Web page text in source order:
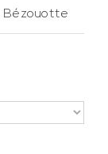
Bézouotte